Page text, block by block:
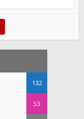
132
53